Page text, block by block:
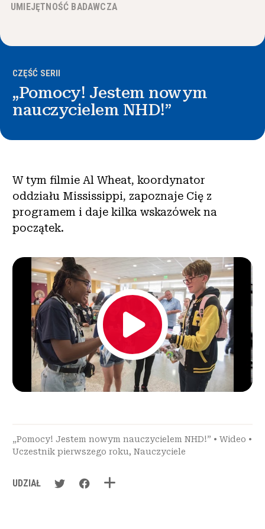
O NHD®
Zaangażować się
UMIEJĘTNOŚĆ BADAWCZA
CZĘŚĆ SERII
„Pomocy! Jestem nowym
nauczycielem NHD!”
W tym filmie Al Wheat, koordynator
oddziału Mississippi, zapoznaje Cię z
programem i daje kilka wskazówek na
początek.
„Pomocy! Jestem nowym nauczycielem NHD!” • Wideo •
Uczestnik pierwszego roku, Nauczyciele
UDZIAŁ